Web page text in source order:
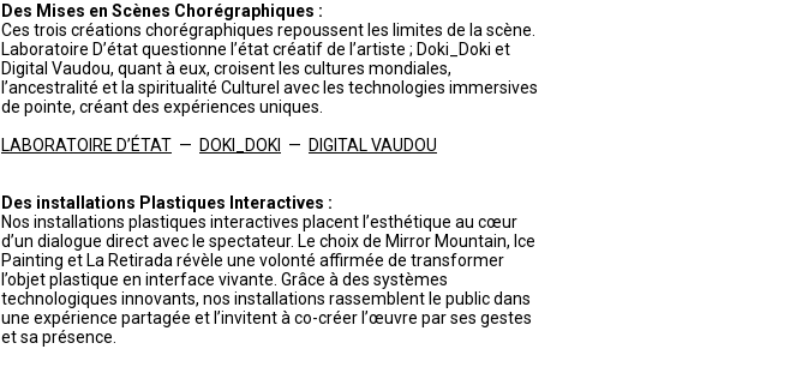
Des Mises en Scènes Chorégraphiques :
Ces trois créations chorégraphiques repoussent les limites de la scène.
Laboratoire D’état questionne l’état créatif de l’artiste ; Doki_Doki et
Digital Vaudou, quant à eux, croisent les cultures mondiales,
l’ancestralité et la spiritualité Culturel avec les technologies immersives
de pointe, créant des expériences uniques.
LABORATOIRE D’ÉTAT — DOKI_DOKI — DIGITAL VAUDOU
Des installations Plastiques Interactives :
Nos installations plastiques interactives placent l’esthétique au cœur
d’un dialogue direct avec le spectateur. Le choix de Mirror Mountain, Ice
Painting et La Retirada révèle une volonté affirmée de transformer
l’objet plastique en interface vivante. Grâce à des systèmes
technologiques innovants, nos installations rassemblent le public dans
une expérience partagée et l’invitent à co-créer l’œuvre par ses gestes
et sa présence.